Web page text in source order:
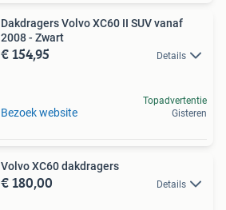
Dakdragers Volvo XC60 II SUV vanaf
2008 - Zwart
€ 154,95 Details
Bezoek website
Topadvertentie
Gisteren
Volvo XC60 dakdragers
€ 180,00 Details